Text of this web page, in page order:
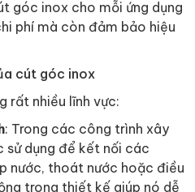
góc inox cho mỗi ứng dụng
phí mà còn đảm bảo hiệu
cút góc inox
rất nhiều lĩnh vực:
: Trong các công trình xây
sử dụng để kết nối các
nước, thoát nước hoặc điều
trong thiết kế giúp nó dễ